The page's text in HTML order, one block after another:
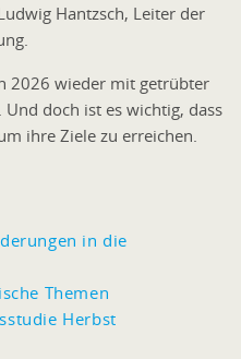
Hantzsch, Leiter der
2026 wieder mit getrübter
doch ist es wichtig, dass
ihre Ziele zu erreichen.
in die
Themen
Herbst